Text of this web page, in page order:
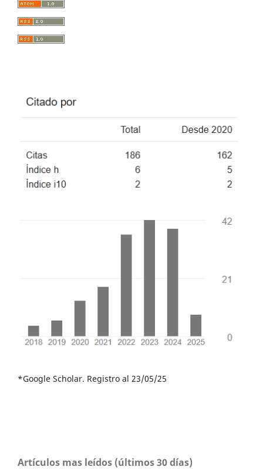
*Google Scholar. Registro al 23/05/25
Artículos mas leídos (últimos 30 días)